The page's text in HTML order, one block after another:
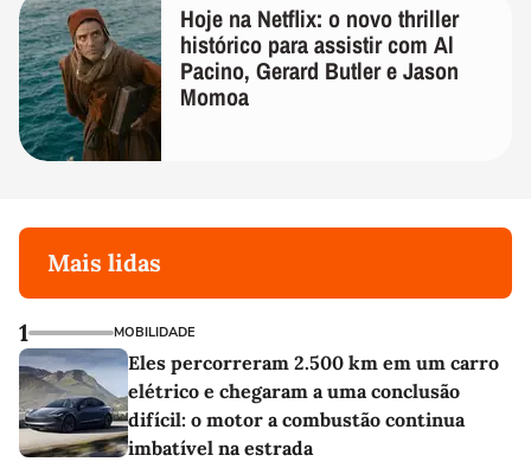
Hoje na Netflix: o novo thriller
histórico para assistir com Al
Pacino, Gerard Butler e Jason
Momoa
Mais lidas
1 MOBILIDADE
Eles percorreram 2.500 km em um carro
elétrico e chegaram a uma conclusão
difícil: o motor a combustão continua
imbatível na estrada